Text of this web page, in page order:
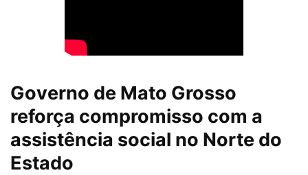
Governo de Mato Grosso
reforça compromisso com a
assistência social no Norte do
Estado